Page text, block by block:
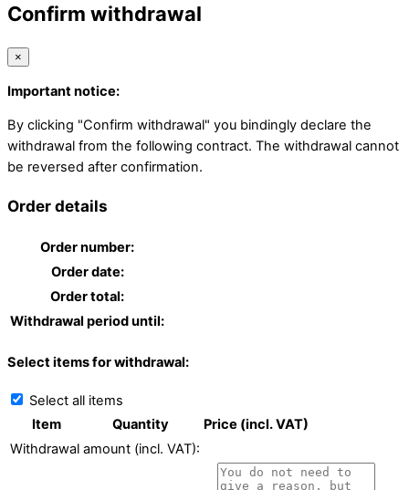
Confirm withdrawal
×
Important notice:
By clicking "Confirm withdrawal" you bindingly declare the
withdrawal from the following contract. The withdrawal cannot
be reversed after confirmation.
Order details
Order number:
Order date:
Order total:
Withdrawal period until:
Select items for withdrawal:
Select all items
Item
Quantity
Price (incl. VAT)
Withdrawal amount (incl. VAT):